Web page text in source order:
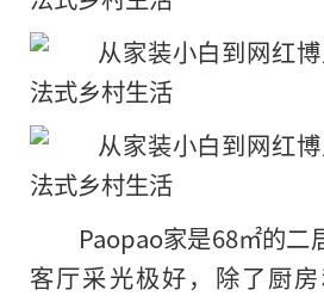
Paopao家是68㎡的二
客厅采光极好，除了厨